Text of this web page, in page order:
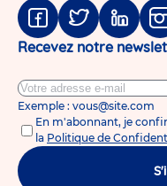
Facebook
TwitterLinkedin
Recevez notre
Exemple : vous@site.com
En m'abonnant, je
la Politique de